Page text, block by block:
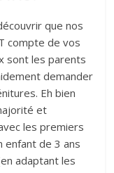
que nos
compte de vos
sont les parents
demander
Eh bien
et
les premiers
enfant de 3 ans
adaptant les